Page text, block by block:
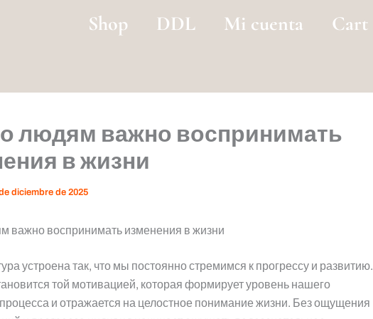
Shop DDL Mi cuenta Cart
людям важно воспринимать
в жизни
diciembre de 2025
важно воспринимать изменения в жизни
устроена так, что мы постоянно стремимся к прогрессу и развитию.
той мотивацией, которая формирует уровень нашего
и отражается на целостное понимание жизни. Без ощущения